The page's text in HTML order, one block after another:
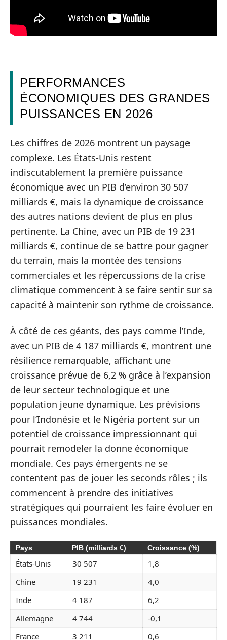
PERFORMANCES
ÉCONOMIQUES DES GRANDES
PUISSANCES EN 2026
Les chiffres de 2026 montrent un paysage
complexe. Les États-Unis restent
indiscutablement la première puissance
économique avec un PIB d’environ 30 507
milliards €, mais la dynamique de croissance
des autres nations devient de plus en plus
pertinente. La Chine, avec un PIB de 19 231
milliards €, continue de se battre pour gagner
du terrain, mais la montée des tensions
commerciales et les répercussions de la crise
climatique commencent à se faire sentir sur sa
capacité à maintenir son rythme de croissance.
À côté de ces géants, des pays comme l’Inde,
avec un PIB de 4 187 milliards €, montrent une
résilience remarquable, affichant une
croissance prévue de 6,2 % grâce à l’expansion
de leur secteur technologique et une
population jeune dynamique. Les prévisions
pour l’Indonésie et le Nigéria portent sur un
potentiel de croissance impressionnant qui
pourrait remodeler la donne économique
mondiale. Ces pays émergents ne se
contentent pas de jouer les seconds rôles ; ils
commencent à prendre des initiatives
stratégiques qui pourraient les faire évoluer en
puissances mondiales.
Pays PIB (milliards €) Croissance (%)
États-Unis 30 507
1,8
Chine
19 231
4,0
Inde
4 187
6,2
Allemagne
4 744
-0,1
France
3 211 0,6